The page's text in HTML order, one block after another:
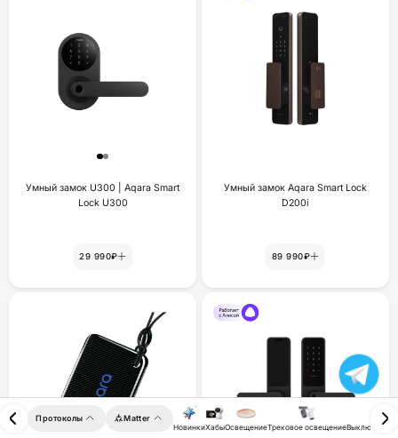
Умный замок U300 | Aqara Smart
Lock U300
29 990₽
Умный замок Aqara Smart Lock
D200i
89 990₽
Протоколы Matter
НовинкиХабыОсвещениеТрековое освещениеВыключатели